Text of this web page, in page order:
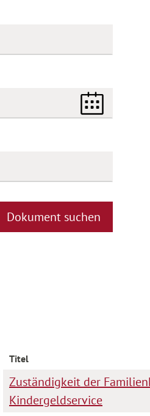
Dokument suchen
Titel
Zuständigkeit der
Kindergeldservice